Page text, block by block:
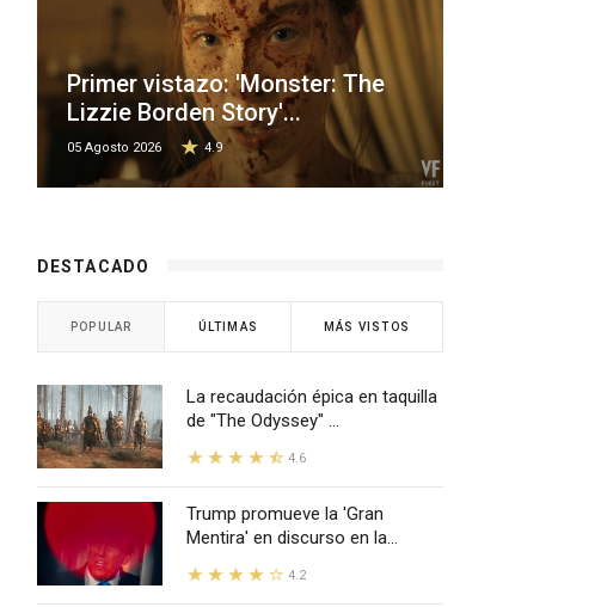
Primer vistazo: 'Monster: The
Lizzie Borden Story'...
05 Agosto 2026 4.9
DESTACADO
POPULAR ÚLTIMAS MÁS VISTOS
La recaudación épica en taquilla
de "The Odyssey" ...
4.6
Trump promueve la 'Gran
Mentira' en discurso en la...
4.2